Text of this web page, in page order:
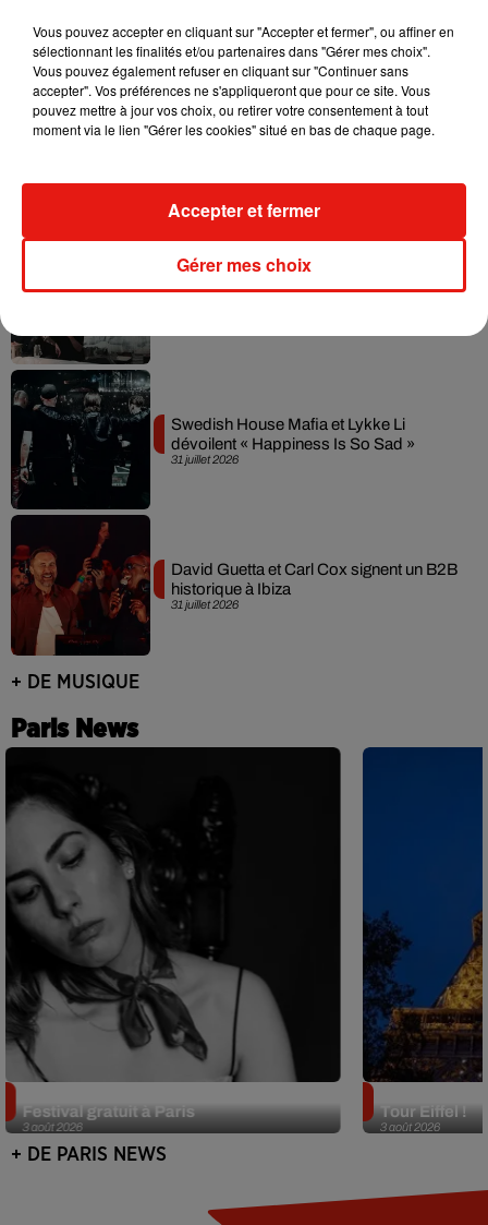
Il y a 10 ans, DJ Snake changeait de
leur mixtape créée en...
31 juillet 2026
Swedish House Mafia et Lykke Li
dévoilent « Happiness Is So Sad »
31 juillet 2026
David Guetta et Carl Cox signent un B2B
historique à Ibiza
+ DE MUSIQUE
Paris News
3 août 2026
Festival gratuit à Paris
3 août 2026
Tour Eiffel !
+ DE PARIS NEWS
Vous pouvez accepter en cliquant sur "Accepter et fermer", ou affiner en
sélectionnant les finalités et/ou partenaires dans "Gérer mes choix".
Vous pouvez également refuser en cliquant sur "Continuer sans
accepter". Vos préférences ne s'appliqueront que pour ce site. Vous
pouvez mettre à jour vos choix, ou retirer votre consentement à tout
moment via le lien "Gérer les cookies" situé en bas de chaque page.
Gérer mes choix
Accepter et fermer